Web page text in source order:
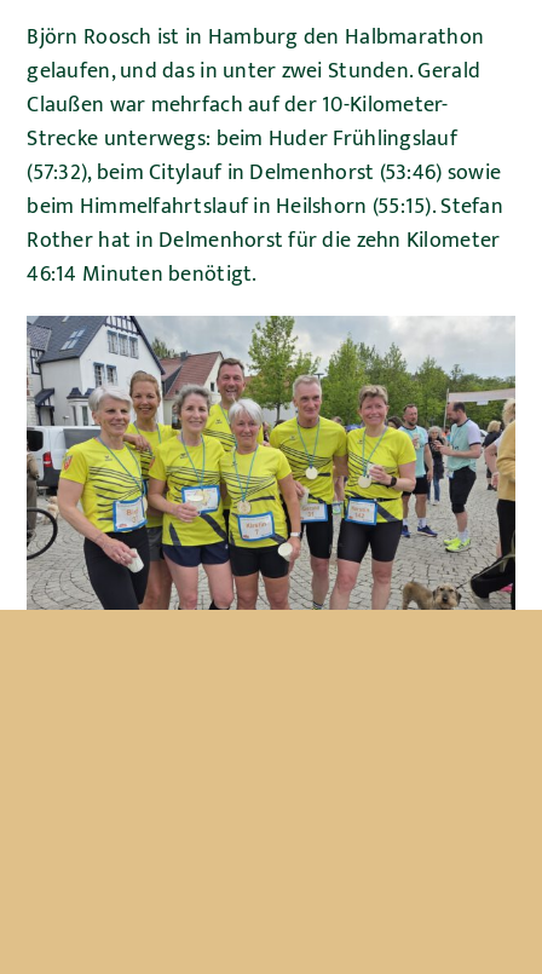
Björn Roosch ist in Hamburg den Halbmarathon
gelaufen, und das in unter zwei Stunden. Gerald
Claußen war mehrfach auf der 10-Kilometer-
Strecke unterwegs: beim Huder Frühlingslauf
(57:32), beim Citylauf in Delmenhorst (53:46) sowie
beim Himmelfahrtslauf in Heilshorn (55:15). Stefan
Rother hat in Delmenhorst für die zehn Kilometer
46:14 Minuten benötigt.